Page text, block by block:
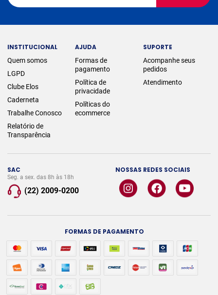
SAC
Seg. a sex. das 8h às 18h
(22) 2009-0200
NOSSAS REDES SOCIAIS
INSTITUCIONAL
Quem somos
LGPD
Clube Elos
Caderneta
Trabalhe Conosco
Relatório de
Transparência
AJUDA
Formas de
pagamento
Política de
privacidade
Políticas do
ecommerce
SUPORTE
Acompanhe seus
pedidos
Atendimento
FORMAS DE PAGAMENTO